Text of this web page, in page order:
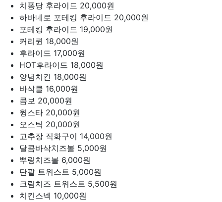
치퐁당 후라이드 20,000원
하바네로 포테킹 후라이드 20,000원
포테킹 후라이드 19,000원
커리퀸 18,000원
후라이드 17,000원
HOT후라이드 18,000원
양념치킨 18,000원
바삭클 16,000원
콤보 20,000원
윙스타 20,000원
오스틱 20,000원
고추장 직화구이 14,000원
달콤바삭치즈볼 5,000원
뿌링치즈볼 6,000원
단팥 트위스트 5,000원
크림치즈 트위스트 5,500원
치킨스넥 10,000원